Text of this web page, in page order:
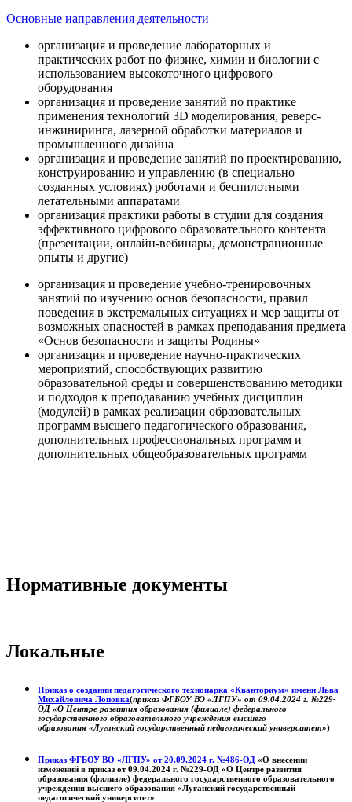
Основные направления деятельности
организация и проведение лабораторных и
практических работ по физике, химии и биологии с
использованием высокоточного цифрового
оборудования
организация и проведение занятий по практике
применения технологий 3D моделирования, реверс-
инжиниринга, лазерной обработки материалов и
промышленного дизайна
организация и проведение занятий по проектированию,
конструированию и управлению (в специально
созданных условиях) роботами и беспилотными
летательными аппаратами
организация практики работы в студии для создания
эффективного цифрового образовательного контента
(презентации, онлайн-вебинары, демонстрационные
опыты и другие)
организация и проведение учебно-тренировочных
занятий по изучению основ безопасности, правил
поведения в экстремальных ситуациях и мер защиты от
возможных опасностей в рамках преподавания предмета
«Основ безопасности и защиты Родины»
организация и проведение научно-практических
мероприятий, способствующих развитию
образовательной среды и совершенствованию методики
и подходов к преподаванию учебных дисциплин
(модулей) в рамках реализации образовательных
программ высшего педагогического образования,
дополнительных профессиональных программ и
дополнительных общеобразовательных программ
Нормативные документы
Локальные
Приказ о создании педагогического технопарка «Кванториум» имени Льва
Михайловича Лоповка(приказ ФГБОУ ВО «ЛГПУ» от 09.04.2024 г. №229-
ОД «О Центре развития образования (филиале) федерального
государственного образовательного учреждения высшего
образования «Луганский государственный педагогический университет»)
Приказ ФГБОУ ВО «ЛГПУ» от 20.09.2024 г. №486-ОД «О внесении
изменений в приказ от 09.04.2024 г. №229-ОД «О Центре развития
образования (филиале) федерального государственного образовательного
учреждения высшего образования «Луганский государственный
педагогический университет»